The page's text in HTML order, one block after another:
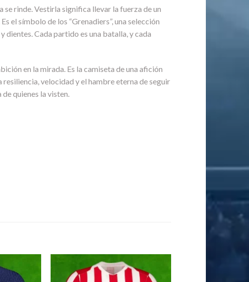
se rinde. Vestirla significa llevar la fuerza de un
el símbolo de los “Grenadiers”, una selección
dientes. Cada partido es una batalla, y cada
en la mirada. Es la camiseta de una afición
velocidad y el hambre eterna de seguir
quienes la visten.